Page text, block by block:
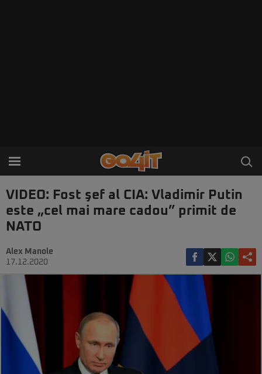
VIDEO: Fost şef al CIA: Vladimir Putin
este „cel mai mare cadou” primit de
NATO
Alex Manole
17.12.2020